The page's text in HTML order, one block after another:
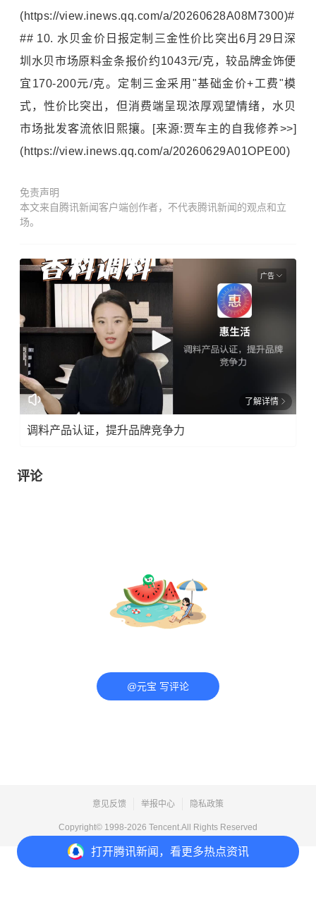
(https://view.inews.qq.com/a/20260628A08M7300)#
## 10. 水贝金价日报定制三金性价比突出6月29日深
圳水贝市场原料金条报价约1043元/克，较品牌金饰便
宜170-200元/克。定制三金采用"基础金价+工费"模
式，性价比突出，但消费端呈现浓厚观望情绪，水贝
市场批发客流依旧熙攘。[来源:贾车主的自我修养>>]
(https://view.inews.qq.com/a/20260629A01OPE00)
免责声明
本文来自腾讯新闻客户端创作者，不代表腾讯新闻的观点和立
场。
打开腾讯新闻，看更多热点资讯
广告
了解详情
调料产品认证，提升品牌竞争力
评论
@元宝 写评论
意见反馈 举报中心 隐私政策
Copyright© 1998-2026 Tencent.All Rights Reserved